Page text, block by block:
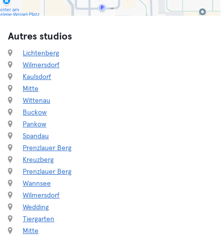
Autres studios
Lichtenberg
Wilmersdorf
Kaulsdorf
Mitte
Wittenau
Buckow
Pankow
Spandau
Prenzlauer Berg
Kreuzberg
Prenzlauer Berg
Wannsee
Wilmersdorf
Wedding
Tiergarten
Mitte